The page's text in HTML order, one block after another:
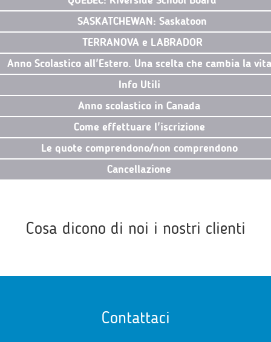
SASKATCHEWAN: Saskatoon
TERRANOVA e LABRADOR
Anno Scolastico all'Estero. Una scelta che cambia la vita
Info Utili
Anno scolastico in Canada
Come effettuare l'iscrizione
Le quote comprendono/non comprendono
Cancellazione
Cosa dicono di noi i nostri clienti
Contattaci